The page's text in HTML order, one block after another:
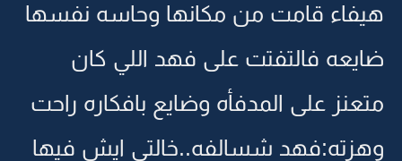
هيفاء قامت من مكانها وحاسه نفسها
ضايعه فالتفتت على فهد اللي كان
متعنز على المدفأه وضايع بافكاره راحت
وهزته:فهد شسالفه..خالتي ايش فيها